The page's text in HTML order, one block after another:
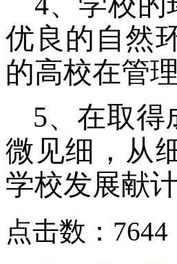
优良的自然
的高校在管
5、在取得
微见细，从
学校发展献计
点击数：7644